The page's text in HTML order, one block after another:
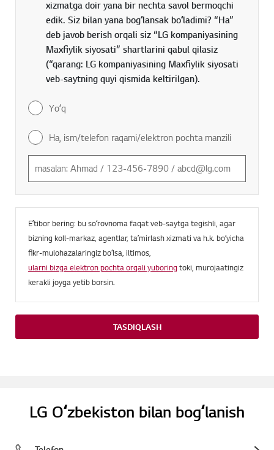
xizmatga doir yana bir nechta savol bermoqchi
edik. Siz bilan yana bogʻlansak boʻladimi? “Ha”
deb javob berish orqali siz “LG kompaniyasining
Maxfiylik siyosati” shartlarini qabul qilasiz
(“qarang: LG kompaniyasining Maxfiylik siyosati
veb-saytning quyi qismida keltirilgan).
Yoʻq
Ha, ism/telefon raqami/elektron pochta manzili
Eʼtibor bering: bu soʻrovnoma faqat veb-saytga tegishli, agar
bizning koll-markaz, agentlar, taʼmirlash xizmati va h.k. boʻyicha
fikr-mulohazalaringiz boʻlsa, iltimos,
ularni bizga elektron pochta orqali yuboringtoki, murojaatingiz
kerakli joyga yetib borsin.
TASDIQLASH
LG Oʻzbekiston bilan bogʻlanish